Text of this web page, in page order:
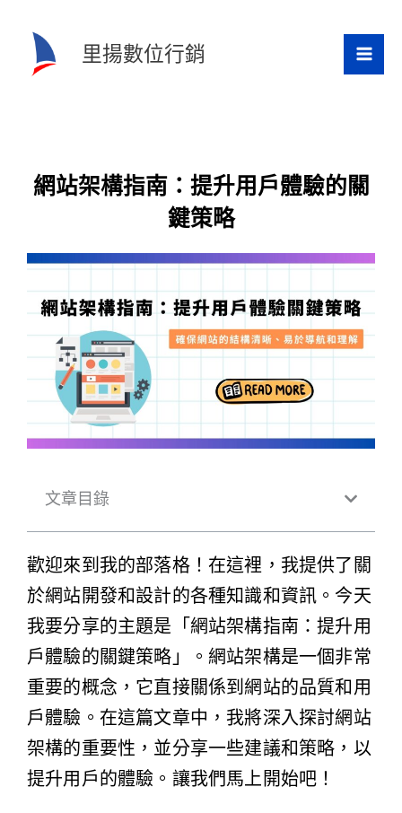
里揚數位行銷
網站架構指南：提升用戶體驗的關
鍵策略
文章目錄
歡迎來到我的部落格！在這裡，我提供了關
於網站開發和設計的各種知識和資訊。今天
我要分享的主題是「網站架構指南：提升用
戶體驗的關鍵策略」。網站架構是一個非常
重要的概念，它直接關係到網站的品質和用
戶體驗。在這篇文章中，我將深入探討網站
架構的重要性，並分享一些建議和策略，以
提升用戶的體驗。讓我們馬上開始吧！